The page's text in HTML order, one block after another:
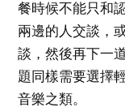
餐時候不能只和
兩邊的人交談，
談，然後再下一
題同樣需要選擇
音樂之類。